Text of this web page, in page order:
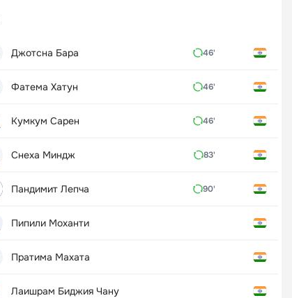
Джотсна Бара 46'
Фатема Хатун 46'
Кумкум Сарен 46'
Снеха Миндж 83'
Пандимит Лепча 90'
Пипили Моханти
Пратима Махата
Лаишрам Биджия Чану